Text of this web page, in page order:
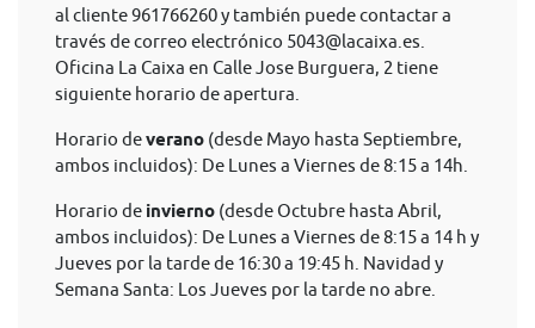
al cliente 961766260 y también puede contactar a
través de correo electrónico 5043@lacaixa.es
Oficina La Caixa en Calle Jose Burguera, 2 tiene
siguiente horario de apertura.
Horario deverano (desde Mayo hasta Septiembre,
ambos incluidos): De Lunes a Viernes de 8:15 a 14h.
Horario de invierno (desde Octubre hasta Abril,
ambos incluidos): De Lunes a Viernes de 8:15 a 14 h y
Jueves por la tarde de 16:30 a 19:45 h. Navidad y
Semana Santa: Los Jueves por la tarde no abre.